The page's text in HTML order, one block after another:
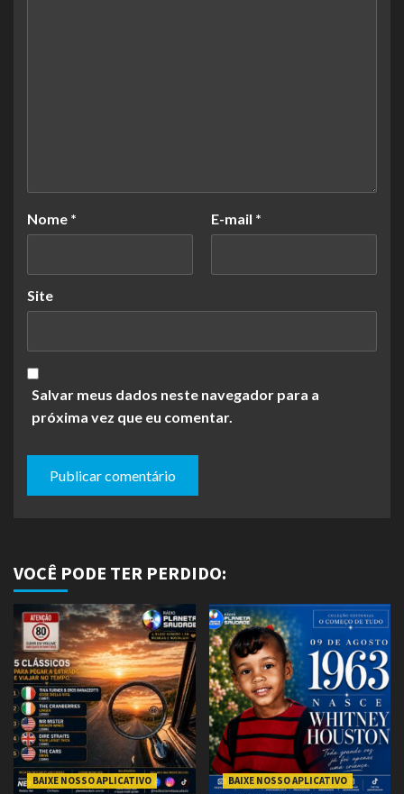
Nome * E-mail *
Site
Salvar meus dados neste navegador para a
próxima vez que eu comentar.
VOCÊ PODE TER PERDIDO:
BAIXE NOSSO APLICATIVO BAIXE NOSSO APLICATIVO